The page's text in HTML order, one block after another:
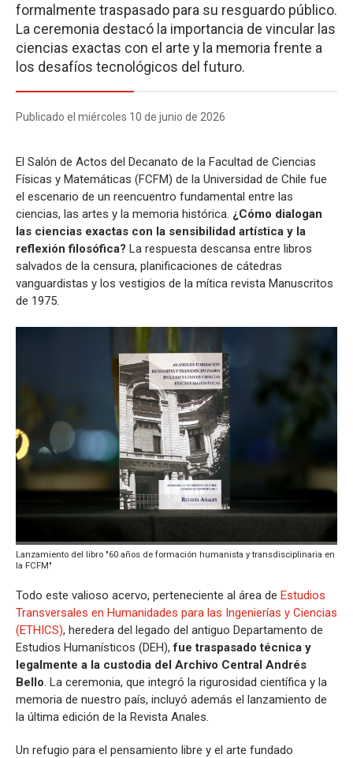
formalmente traspasado para su resguardo público.
La ceremonia destacó la importancia de vincular las
ciencias exactas con el arte y la memoria frente a
los desafíos tecnológicos del futuro.
Publicado el miércoles 10 de junio de 2026
El Salón de Actos del Decanato de la Facultad de Ciencias
Físicas y Matemáticas (FCFM) de la Universidad de Chile fue
el escenario de un reencuentro fundamental entre las
ciencias, las artes y la memoria histórica. ¿Cómo dialogan
las ciencias exactas con la sensibilidad artística y la
reflexión filosófica? La respuesta descansa entre libros
salvados de la censura, planificaciones de cátedras
vanguardistas y los vestigios de la mítica revista Manuscritos
de 1975.
Lanzamiento del libro "60 años de formación humanista y transdisciplinaria en
la FCFM"
Todo este valioso acervo, perteneciente al área de Estudios
Transversales en Humanidades para las Ingenierías y Ciencias
(ETHICS), heredera del legado del antiguo Departamento de
Estudios Humanísticos (DEH),fue traspasado técnica y
legalmente a la custodia del Archivo Central Andrés
Bello . La ceremonia, que integró la rigurosidad científica y la
memoria de nuestro país, incluyó además el lanzamiento de
la última edición de la Revista Anales.
Un refugio para el pensamiento libre y el arte fundado